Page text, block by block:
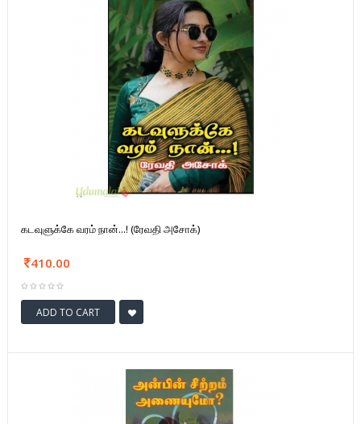
கடவுளுக்கே வரம் நான்...! (ரேவதி அசோக்)
410.00
ADD TO CART